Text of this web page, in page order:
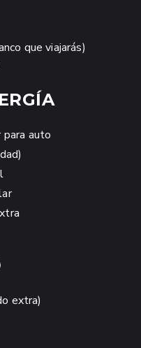
que viajarás)
para auto
extra)